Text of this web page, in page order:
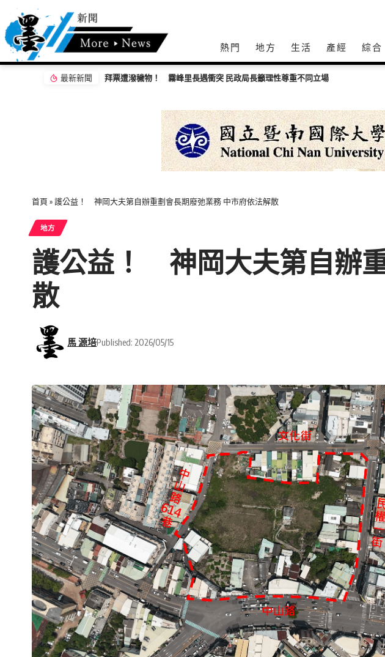
熱門 地方 生活 產經 綜合
最新新聞 拜票遭潑穢物！ 霧峰里長遇衝突 民政局長籲理性尊重不同立場
首頁 »護公益！ 神岡大夫第自辦重劃會長期廢弛業務 中市府依法解散
地方
護公益！ 神岡大夫第自辦
散
馬 源培Published: 2026/05/15